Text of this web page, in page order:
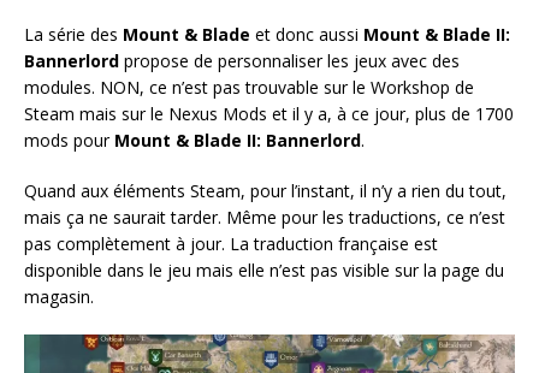
La série des Mount & Blade et donc aussi Mount & Blade II:
Bannerlord propose de personnaliser les jeux avec des
modules. NON, ce n’est pas trouvable sur le Workshop de
Steam mais sur le Nexus Mods et il y a, à ce jour, plus de 1700
mods pour Mount & Blade II: Bannerlord.
Quand aux éléments Steam, pour l’instant, il n’y a rien du tout,
mais ça ne saurait tarder. Même pour les traductions, ce n’est
pas complètement à jour. La traduction française est
disponible dans le jeu mais elle n’est pas visible sur la page du
magasin.